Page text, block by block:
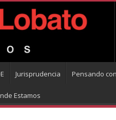
Jurisprudencia Pensando
Estamos